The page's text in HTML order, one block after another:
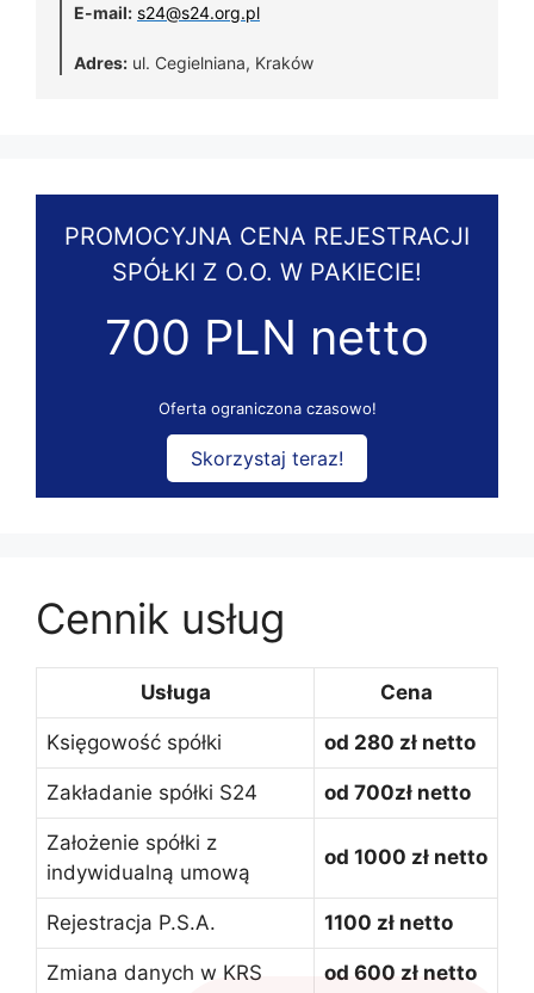
E-mail: s24@s24.org.pl
Adres: ul. Cegielniana, Kraków
PROMOCYJNA CENA REJESTRACJI
SPÓŁKI Z O.O. W PAKIECIE!
700 PLN netto
Oferta ograniczona czasowo!
Skorzystaj teraz!
Cennik usług
Usługa Cena
Księgowość spółki od 280 zł netto
Zakładanie spółki S24 od 700zł netto
Założenie spółki z
indywidualną umową
od 1000 zł netto
Rejestracja P.S.A. 1100 zł netto
Zmiana danych w KRS od 600 zł netto